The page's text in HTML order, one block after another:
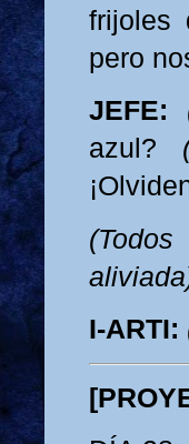
frijoles
pero
JEFE:
azul?
I-ARTI: